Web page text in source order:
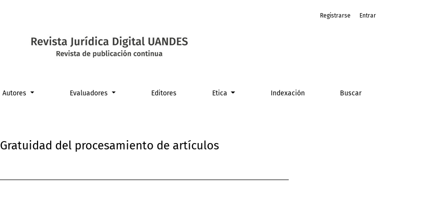
artículos
Autores Evaluadores Editores Etica Indexación Buscar
Registrarse Entrar
Gratuidad del procesamiento de artículos